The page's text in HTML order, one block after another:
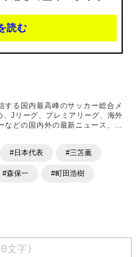
読む
する国内最高峰のサッカー総合メ
Jリーグ、プレミアリーグ、海外
などの国内外の最新ニュース、コ
「YouTube」「TikTok」など、
#日本代表 #三笘薫
#森保一 #町田浩樹